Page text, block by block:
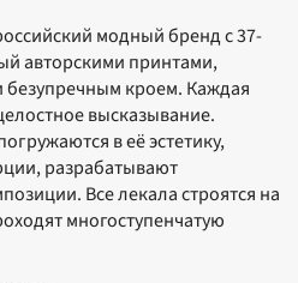
модный бренд с 37-
авторскими принтами,
кроем. Каждая
высказывание.
в её эстетику,
разрабатывают
Все лекала строятся на
многоступенчатую